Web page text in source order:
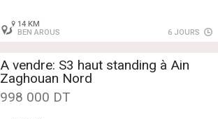
14 KM
BEN AROUS
6 JOURS
A vendre: S3 haut standing à Ain
Zaghouan Nord
998 000 DT